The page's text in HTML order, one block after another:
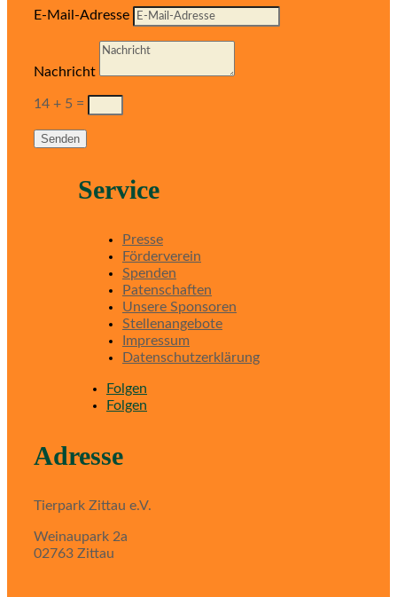
E-Mail-Adresse
Nachricht
14 + 5 =
Senden
Service
Presse
Förderverein
Spenden
Patenschaften
Unsere Sponsoren
Stellenangebote
Impressum
Datenschutzerklärung
Folgen
Folgen
Adresse
Tierpark Zittau e.V.
Weinaupark 2a
02763 Zittau